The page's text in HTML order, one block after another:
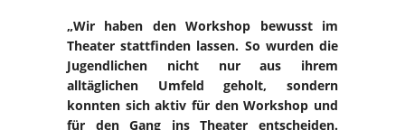
„Wir haben den Workshop bewusst im
Theater stattfinden lassen. So wurden die
Jugendlichen nicht nur aus ihrem
alltäglichen Umfeld geholt, sondern
konnten sich aktiv für den Workshop und
für den Gang ins Theater entscheiden.